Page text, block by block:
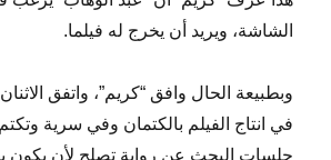
الشاشة، ويريد أن يخرج له فيلما.
وبطبيعة الحال وافق “كريم”، واتفق
في انتاج الفيلم بالكتمان وفي سرية
جلسات البحث عن رواية تصلح لأن يكون